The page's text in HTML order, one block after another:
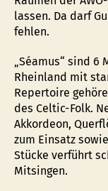
lassen. Da darf
fehlen.
„Séamus“ sind 6
Rheinland mit
Repertoire
des Celtic-Folk.
Akkordeon,
zum Einsatz
Stücke verführt
Mitsingen.